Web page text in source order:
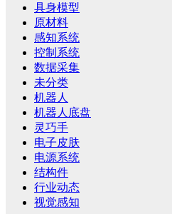
具身模型
原材料
感知系统
控制系统
数据采集
未分类
机器人
机器人底盘
灵巧手
电子皮肤
电源系统
结构件
行业动态
视觉感知